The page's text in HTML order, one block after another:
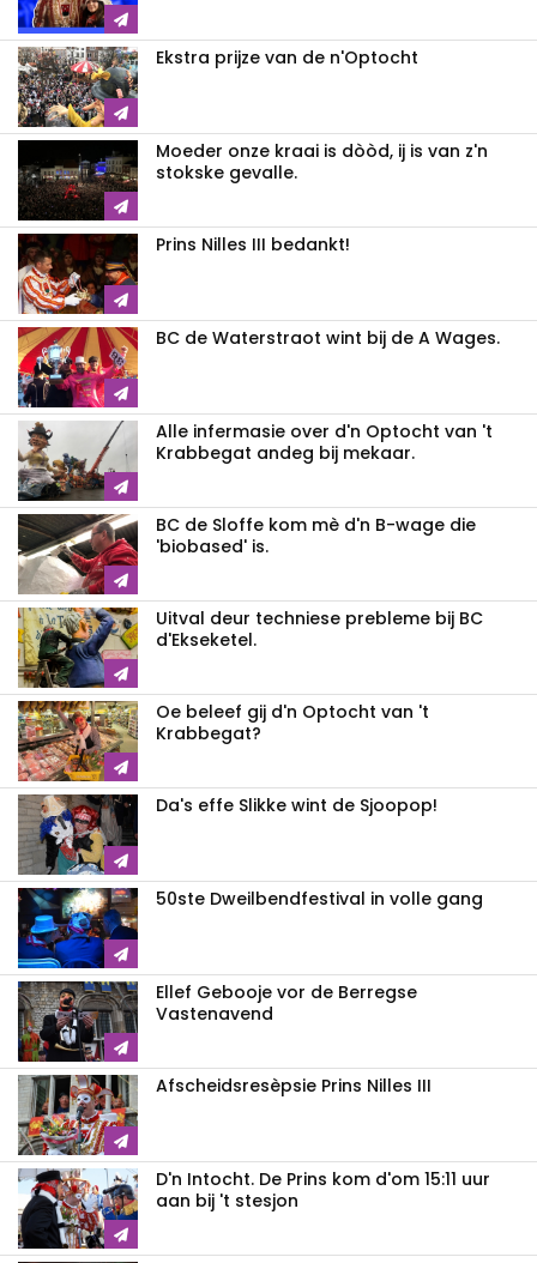
Ekstra prijze van de n'Optocht
Moeder onze kraai is dòòd, ij is van z'n
stokske gevalle.
Prins Nilles III bedankt!
BC de Waterstraot wint bij de A Wages.
Alle infermasie over d'n Optocht van 't
Krabbegat andeg bij mekaar.
BC de Sloffe kom mè d'n B-wage die
'biobased' is.
Uitval deur techniese prebleme bij BC
d'Ekseketel.
Oe beleef gij d'n Optocht van 't
Krabbegat?
Da's effe Slikke wint de Sjoopop!
50ste Dweilbendfestival in volle gang
Ellef Gebooje vor de Berregse
Vastenavend
Afscheidsresèpsie Prins Nilles III
D'n Intocht. De Prins kom d'om 15:11 uur
aan bij 't stesjon